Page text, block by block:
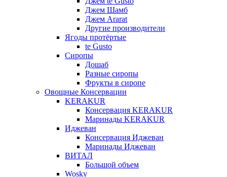
Джем Шамб
Джем Ararat
Другие производители
Ягоды протёртые
te Gusto
Сиропы
Дошаб
Разные сиропы
Фрукты в сиропе
Овощные Консервации
KERAKUR
Консервация KERAKUR
Маринады KERAKUR
Иджеван
Консервация Иджеван
Маринады Иджеван
ВИТАЛ
Большой объем
Wosky